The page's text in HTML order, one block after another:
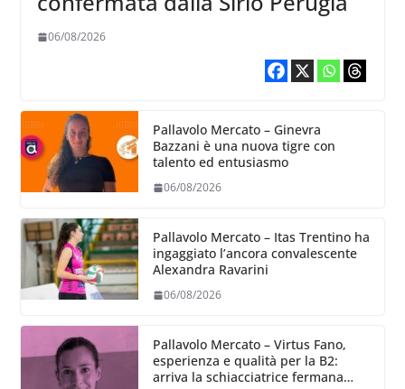
06/08/2026
Pallavolo Mercato – Ginevra
Bazzani è una nuova tigre con
talento ed entusiasmo
06/08/2026
Pallavolo Mercato – Itas Trentino ha
ingaggiato l’ancora convalescente
Alexandra Ravarini
06/08/2026
Pallavolo Mercato – Virtus Fano,
esperienza e qualità per la B2:
arriva la schiacciatrice fermana